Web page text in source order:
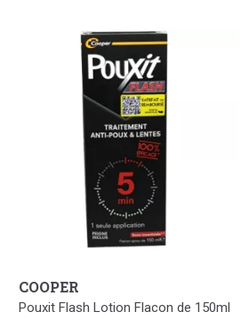
COOPER
Pouxit Flash Lotion Flacon de 150ml